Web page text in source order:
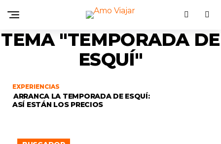
TEMA "TEMPORADA DE
ESQUÍ"
EXPERIENCIAS
ARRANCA LA TEMPORADA DE ESQUÍ:
ASÍ ESTÁN LOS PRECIOS